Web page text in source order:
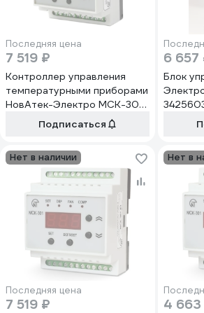
Последняя цена
7 519 ₽
Контроллер управления
температурными приборами
НовАтек-Электро МСК-301-
78 3425603301-78
Подписаться
6 657
Блок
Нет в наличии
Последняя цена
7 519 ₽
Нет в
4 663